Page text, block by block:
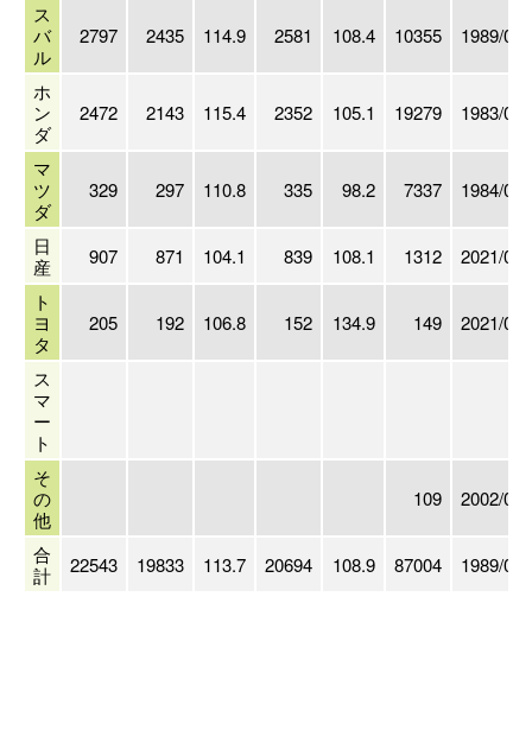
ス
バ
ル
2797 2435 114.9 2581 108.4 10355 1989/03
ホ
ン
ダ
2472 2143 115.4 2352 105.1 19279 1983/03
マ
ツ
ダ
329 297 110.8 335 98.2 7337 1984/03
日
産
907 871 104.1 839 108.1 1312
2021/03
ト
ヨ
タ
205 192 106.8 152 134.9 149 2021/03
ス
マ
ー
ト
そ
の
他
109 2002/07
合
計
22543 19833 113.7 20694 108.9 87004 1989/03